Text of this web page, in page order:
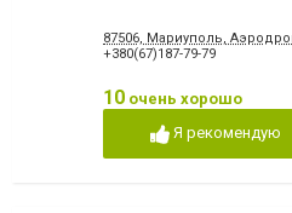
87506, Мариуполь,
+380(67)187-79-79
10 очень хорошо
Я рекомендую